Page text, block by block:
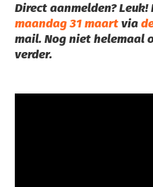
Direct aanmelden? Leuk!
maandag 31 maartvia
mail.Nog niet helemaal
verder.